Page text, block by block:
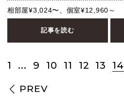
相部屋¥3,024〜、個室¥12,960～
記事を読む
PREV
1 ... 9 10 11 12 13 14